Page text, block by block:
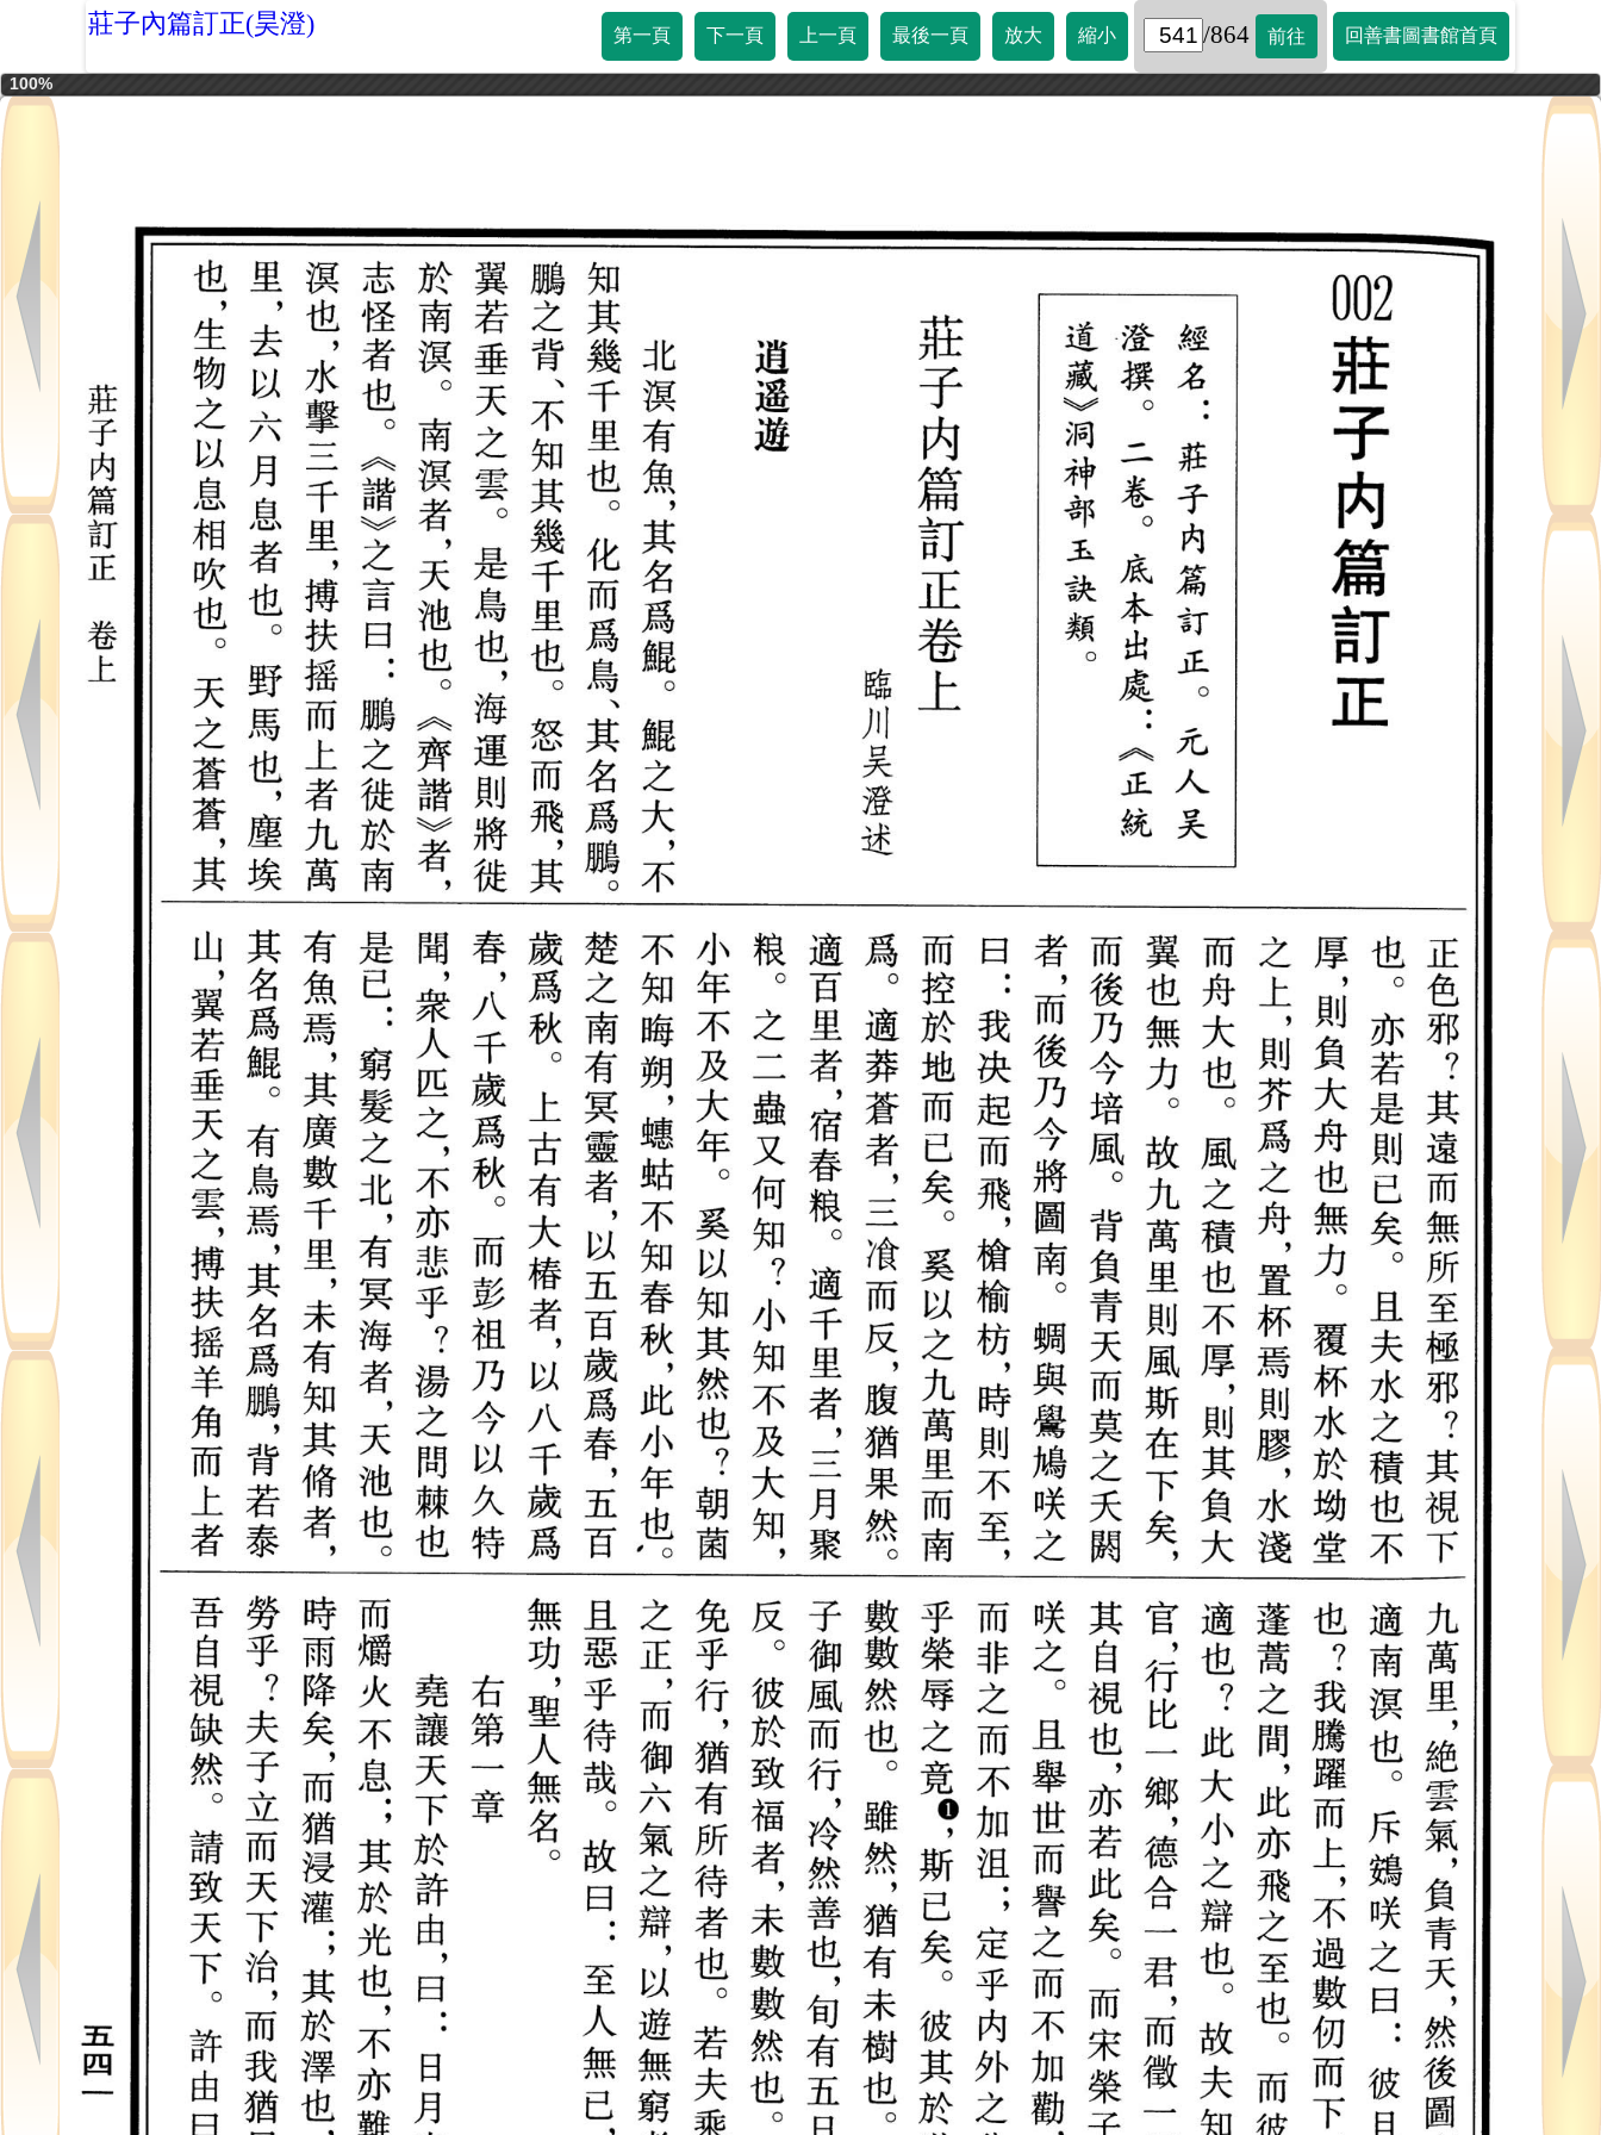
莊子內篇訂正(昊澄) 第一頁 下一頁 上一頁 最後一頁 放大 縮小 /864 前往 回善書圖書館首頁
100%